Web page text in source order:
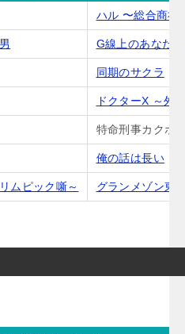
ハル 〜総合商社
G線上のあなた
同期のサクラ
ドクターX ～外
特命刑事カクホ
俺の話は長い
ムピック噺～ グランメゾン東